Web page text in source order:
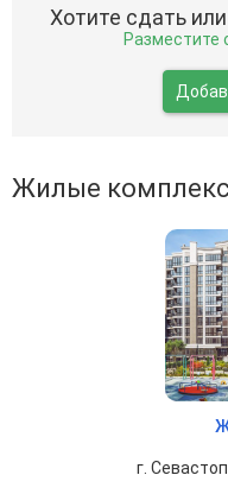
Хотите сдать
Разместите
Жилые
г.